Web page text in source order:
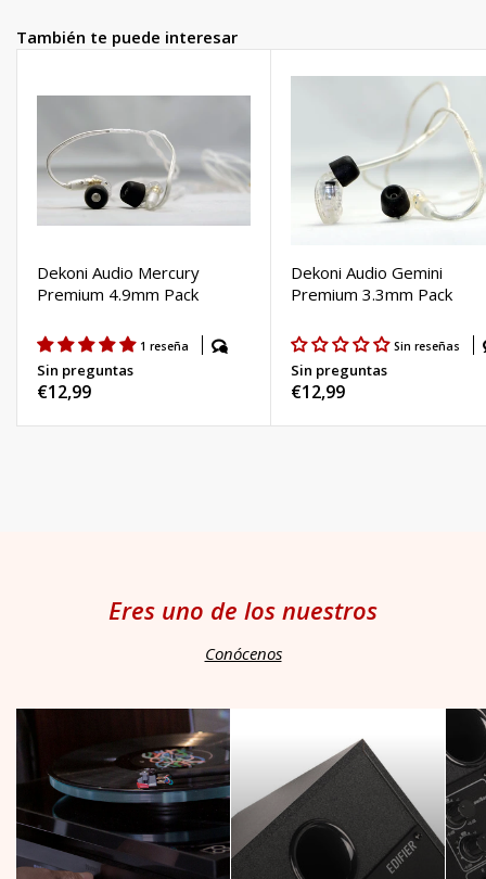
También te puede interesar
Dekoni Audio Mercury
Premium 4.9mm Pack
1 reseña
Sin preguntas
Precio
€12,99
Dekoni Audio Gemini
Premium 3.3mm Pack
Sin reseñas
Sin preguntas
Precio
€12,99
Eres uno de los nuestros
Conócenos